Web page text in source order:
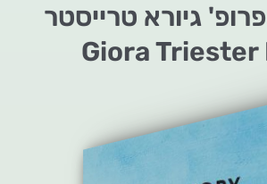
פרופ' גיורא טרייסטר / Prof'
Giora Triester